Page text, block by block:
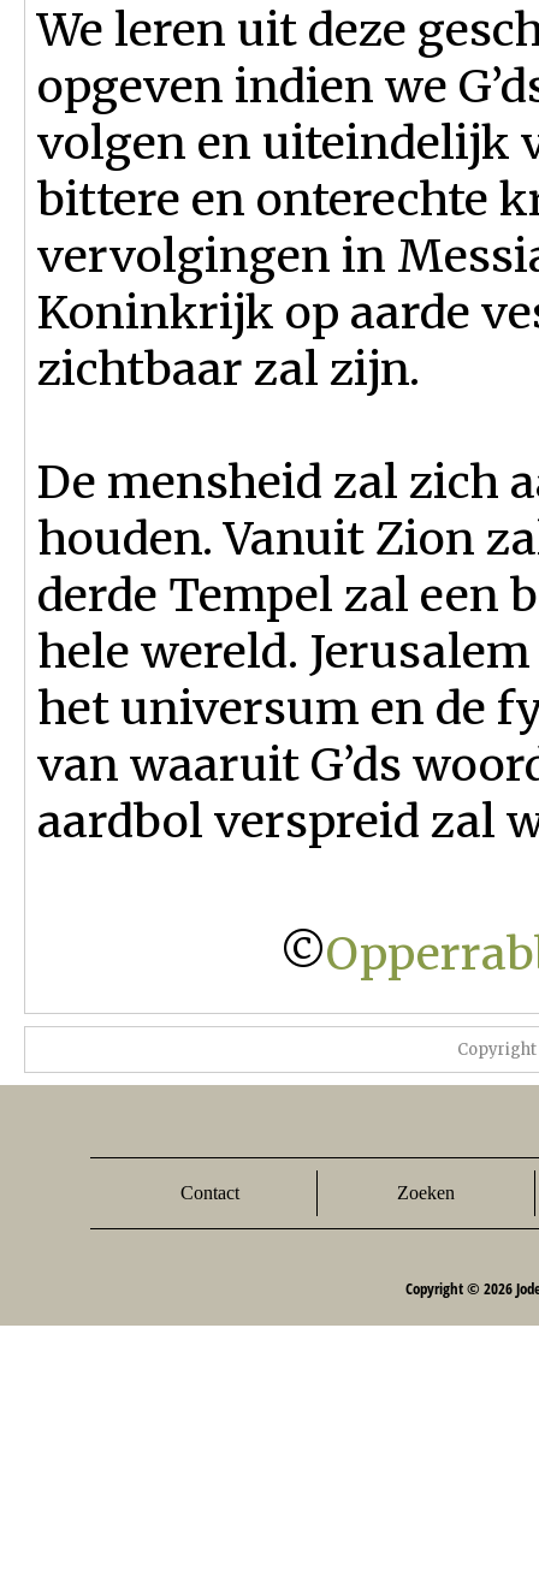
We leren uit deze
opgeven indien we
volgen en uiteindelijk
bittere en onterechte
vervolgingen in
Koninkrijk op aarde
zichtbaar zal zijn.
De mensheid zal zich
houden. Vanuit Zion
derde Tempel zal een
hele wereld.
het universum en de
van waaruit G’ds
aardbol verspreid zal
©
Contact Zoeken
Copyright © 2026